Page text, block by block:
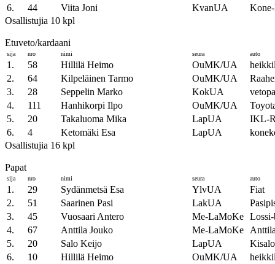
6.
44 Viita Joni KvanUA
Osallistujia 10 kpl
Etuveto/kardaani
sija nro nimi seura auto
1. 58 Hillilä Heimo OuMK/UA
2.
64 Kilpeläinen Tarmo OuMK/UA
3.
28 Seppelin Marko KokUA
4.
111 Hanhikorpi Ilpo OuMK/UA
5.
20 Takaluoma Mika LapUA
IKL-
6.
4 Ketomäki Esa LapUA
Osallistujia 16 kpl
Papat
sija nro nimi seura auto
1. 29 Sydänmetsä Esa YlvUA
Fiat
2.
51 Saarinen Pasi LakUA
3.
45 Vuosaari Antero Me-LaMoKe
4.
67 Anttila Jouko Me-LaMoKe
5.
20 Salo Keijo LapUA
6.
10 Hillilä Heimo OuMK/UA